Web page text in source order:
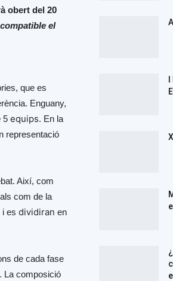
obert del 20
el
que es
Enguany,
5 equips. En la
representació
Així, com
com de la
i es dividiran en
de cada fase
La composició